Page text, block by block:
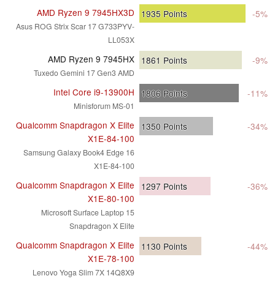
AMD Ryzen 9 7945HX3D
Asus ROG Strix Scar 17 G733PYV-
LL053X
1935 Points -5%
AMD Ryzen 9 7945HX
Tuxedo Gemini 17 Gen3 AMD
1861 Points -9%
Intel Core i9-13900H
Minisforum MS-01
1806 Points -11%
Qualcomm Snapdragon X Elite
X1E-84-100
Samsung Galaxy Book4 Edge 16
X1E-84-100
1350 Points -34%
Qualcomm Snapdragon X Elite
X1E-80-100
Microsoft Surface Laptop 15
Snapdragon X Elite
1297 Points -36%
Qualcomm Snapdragon X Elite
X1E-78-100
Lenovo Yoga Slim 7X 14Q8X9
1130 Points -44%